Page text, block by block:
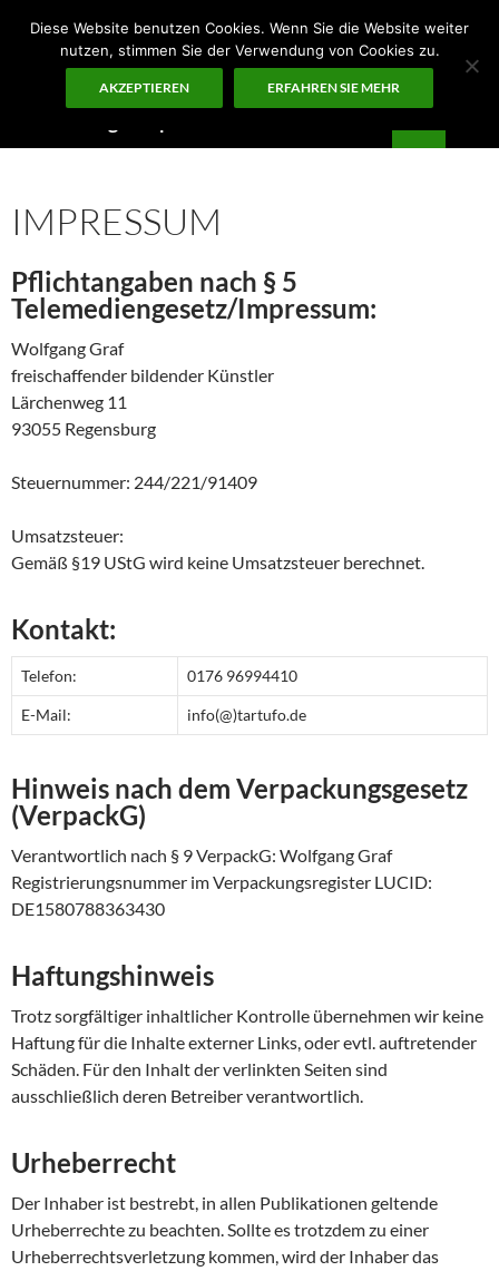
Inhalt
IMPRESSUM
Pflichtangaben nach § 5
Telemediengesetz/Impressum:
Wolfgang Graf
freischaffender bildender Künstler
Lärchenweg 11
93055 Regensburg
Steuernummer: 244/221/91409
Umsatzsteuer:
Gemäß §19 UStG wird keine Umsatzsteuer berechnet.
Kontakt:
Telefon: 0176 96994410
E-Mail: info(@)tartufo.de
Hinweis nach dem Verpackungsgesetz
(VerpackG)
Verantwortlich nach § 9 VerpackG: Wolfgang Graf
Registrierungsnummer im Verpackungsregister LUCID:
DE1580788363430
Haftungshinweis
Trotz sorgfältiger inhaltlicher Kontrolle übernehmen wir keine
Haftung für die Inhalte externer Links, oder evtl. auftretender
Schäden. Für den Inhalt der verlinkten Seiten sind
ausschließlich deren Betreiber verantwortlich.
Urheberrecht
Der Inhaber ist bestrebt, in allen Publikationen geltende
Urheberrechte zu beachten. Sollte es trotzdem zu einer
Urheberrechtsverletzung kommen, wird der Inhaber das
Diese Website benutzen Cookies. Wenn Sie die Website weiter
nutzen, stimmen Sie der Verwendung von Cookies zu.
AKZEPTIEREN ERFAHREN SIE MEHR